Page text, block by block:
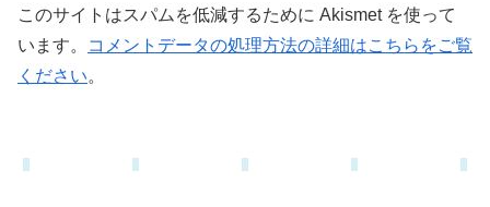
このサイトはスパムを低減するために Akismet を使って
います。
コメントデータの処理方法の詳細はこちらをご覧
ください。